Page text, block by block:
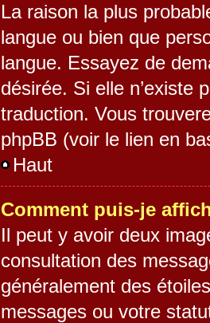
La raison la plus
langue ou bien que
langue. Essayez de
désirée. Si elle n’existe
traduction. Vous
phpBB (voir le lien en
Haut
Comment puis-je
Il peut y avoir deux
consultation des
généralement des
messages ou votre